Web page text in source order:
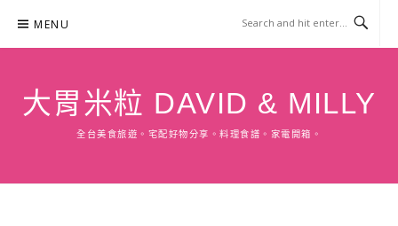
content
MENU
大胃米粒 DAVID & MILLY
全台美食旅遊。宅配好物分享。料理食譜。家電開箱。